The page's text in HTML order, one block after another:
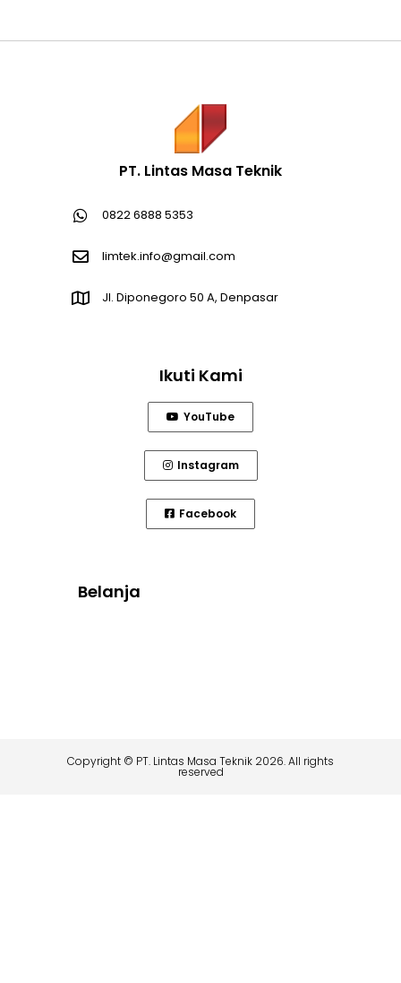
PT. Lintas Masa Teknik
0822 6888 5353
limtek.info@gmail.com
Jl. Diponegoro 50 A, Denpasar
Ikuti Kami
YouTube
Instagram
Facebook
Belanja
Copyright © PT. Lintas Masa Teknik 2026. All rights
reserved